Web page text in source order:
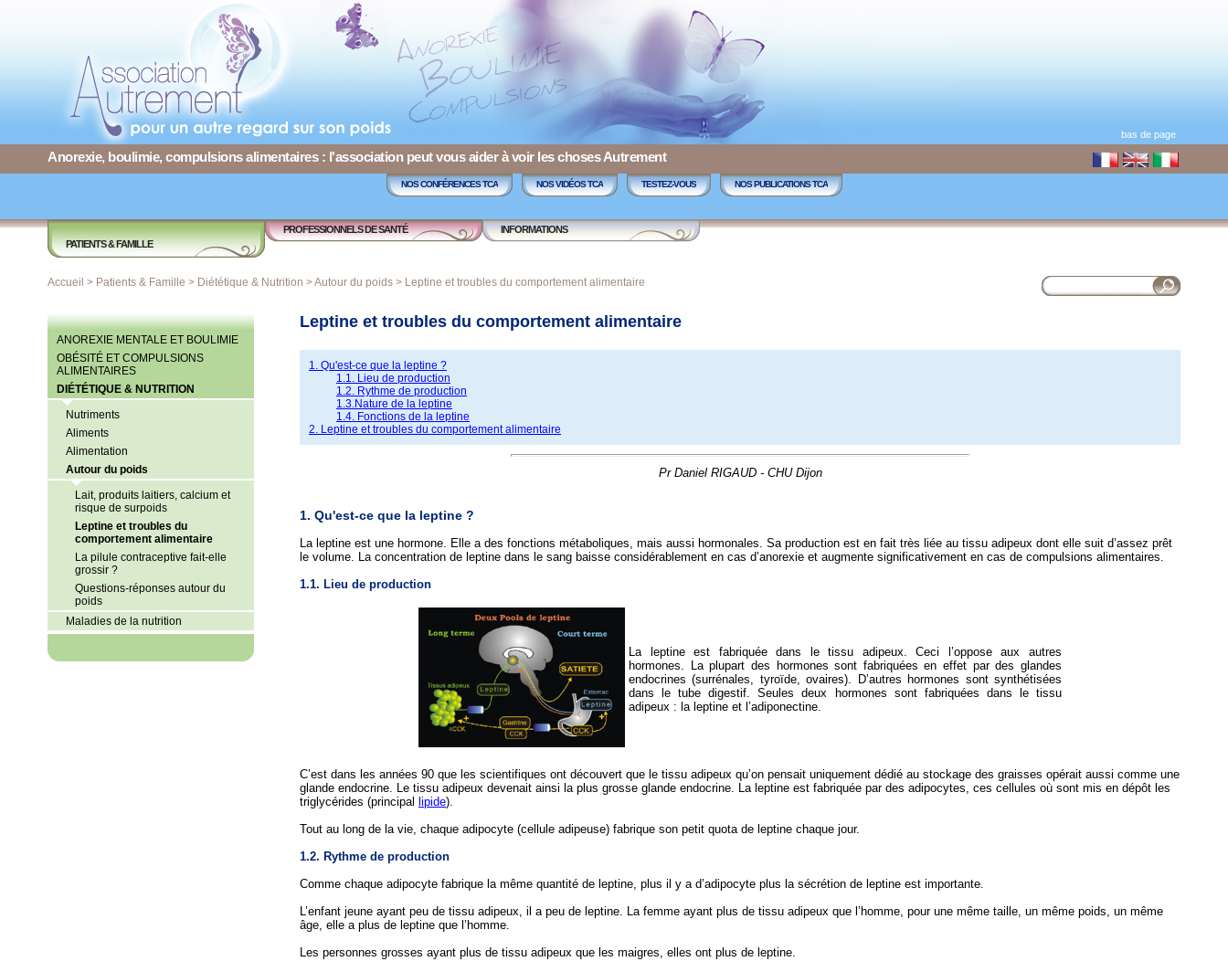
bas de page
Anorexie, boulimie, compulsions alimentaires : l'association peut vous aider à voir les choses Autrement
NOS CONFÉRENCES TCA NOS VIDÉOS TCA TESTEZ-VOUS NOS PUBLICATIONS TCA
PATIENTS & FAMILLE
PROFESSIONNELS DE SANTÉ INFORMATIONS
Accueil > Patients & Famille > Diététique & Nutrition >Autour du poids > Leptine et troubles du comportement alimentaire
ANOREXIE MENTALE ET BOULIMIE
OBÉSITÉ ET COMPULSIONS
ALIMENTAIRES
DIÉTÉTIQUE & NUTRITION
Nutriments
Aliments
Alimentation
Autour du poids
Lait, produits laitiers, calcium et
risque de surpoids
Leptine et troubles du
comportement alimentaire
La pilule contraceptive fait-elle
grossir ?
Questions-réponses autour du
poids
Maladies de la nutrition
Leptine et troubles du comportement alimentaire
1. Qu'est-ce que la leptine ?
1.1. Lieu de production
1.2. Rythme de production
1.3.Nature de la leptine
1.4. Fonctions de la leptine
2. Leptine et troubles du comportement alimentaire
Pr Daniel RIGAUD - CHU Dijon
1. Qu'est-ce que la leptine ?
La leptine est une hormone. Elle a des fonctions métaboliques, mais aussi hormonales. Sa production est en fait très liée au tissu adipeux dont elle suit d’assez prêt
le volume. La concentration de leptine dans le sang baisse considérablement en cas d’anorexie et augmente significativement en cas de compulsions alimentaires.
1.1. Lieu de production
La leptine est fabriquée dans le tissu adipeux. Ceci l’oppose aux autres
hormones. La plupart des hormones sont fabriquées en effet par des glandes
endocrines (surrénales, tyroïde, ovaires). D’autres hormones sont synthétisées
dans le tube digestif. Seules deux hormones sont fabriquées dans le tissu
adipeux : la leptine et l’adiponectine.
C’est dans les années 90 que les scientifiques ont découvert que le tissu adipeux qu’on pensait uniquement dédié au stockage des graisses opérait aussi comme une
glande endocrine. Le tissu adipeux devenait ainsi la plus grosse glande endocrine. La leptine est fabriquée par des adipocytes, ces cellules où sont mis en dépôt les
triglycérides (principal lipide).
Tout au long de la vie, chaque adipocyte (cellule adipeuse) fabrique son petit quota de leptine chaque jour.
1.2. Rythme de production
Comme chaque adipocyte fabrique la même quantité de leptine, plus il y a d’adipocyte plus la sécrétion de leptine est importante.
L’enfant jeune ayant peu de tissu adipeux, il a peu de leptine. La femme ayant plus de tissu adipeux que l’homme, pour une même taille, un même poids, un même
âge, elle a plus de leptine que l’homme.
Les personnes grosses ayant plus de tissu adipeux que les maigres, elles ont plus de leptine.